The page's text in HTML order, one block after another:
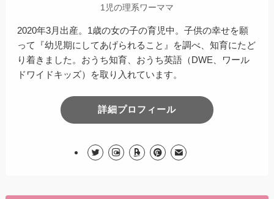
1児の理系ワーママ
2020年3月出産。1歳の女の子の育児中。子供の幸せを願
って『幼児期にしてあげられること』を調べ、知育にたど
り着きました。おうち知育、おうち英語（DWE、ワール
ドワイドキッズ）を取り入れています。
詳細プロフィール